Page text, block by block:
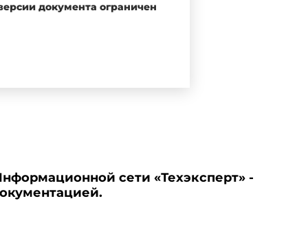
документа ограничен
сети «Техэксперт» -